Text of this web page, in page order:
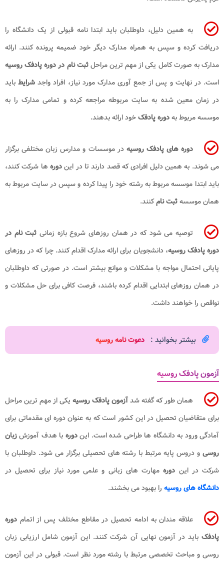
به همین دلیل، داوطلبان باید ابتدا نامه قبولی از یک دانشگاه را
دریافت کرده و سپس به همراه مدارک دیگر خود ضمیمه پرونده کنند. ارائه
مدارک به صورت کامل یکی از مهم ترین مراحلثبت نام در دوره پادفک روسیه
است. در نهایت و پس از جمع آوری مدارک مورد نیاز، افراد واجد شرایط باید
در زمان معین شده به سایت مربوطه مراجعه کرده و تمامی مدارک را به
موسسه مربوط بهدوره پادفکخود ارائه بدهند.
دوره های پادفک روسیهدر موسسات و مدارس زبان مختلفی برگزار
می شوند. به همین دلیل افرادی که قصد دارند تا در ایندوره ها شرکت کنند،
باید ابتدا موسسه مربوط به رشته خود را پیدا کرده و سپس در سایت مربوط به
همان موسسهثبت نامکنند.
توصیه می شود که در همان روزهای شروع بازه زمانی ثبت نام در
دوره پادفک روسیه، دانشجویان برای ارائه مدارک اقدام کنند. چرا که در روزهای
پایانی احتمال مواجه با مشکلات و موانع بیشتر است. در صورتی که داوطلبان
در همان روزهای ابتدایی اقدام کرده باشند، فرصت کافی برای حل مشکلات و
نواقص را خواهند داشت.
بیشتر بخوانید : دعوت نامه روسیه
آزمون پادفک روسیه
همان طور که گفته شدآزمون پادفک روسیه یکی از مهم ترین مراحل
برای متقاضیان تحصیل در این کشور است که به عنوان دوره ای مقدماتی برای
آمادگی ورود به دانشگاه ها طراحی شده است. ایندوره با هدف آموزشزبان
روسی و دروس پایه مرتبط با رشته های تحصیلی برگزار می شود. داوطلبان با
شرکت در این دورهمهارت های زبانی و علمی مورد نیاز برای تحصیل در
دانشگاه های روسیه را بهبود می بخشند.
علاقه مندان به ادامه تحصیل در مقاطع مختلف پس از اتمام دوره
پادفک باید در آزمون نهایی آن شرکت کنند. این آزمون شامل ارزیابی زبان
روسی و مباحث تخصصی مرتبط با رشته مورد نظر است. قبولی در این آزمون